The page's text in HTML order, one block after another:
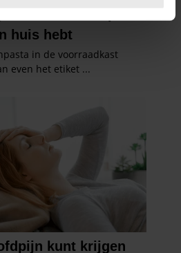
content en advertenties te
voor social media te bieden
van onze site met onze
adverteren en analyse. Deze
combineren met andere
verstrekt of die ze hebben
uw gebruik van hun services. U
als u onze website blijft